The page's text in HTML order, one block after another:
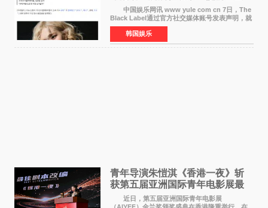
了时间
中国娱乐网讯 www yule com cn 7日，The
Black Label通过官方社交媒体账号发表声明，就
近期网络上关于ROS&Eacute;个人行程及是否参
加BLACKPINK出道纪念活动的种种猜测作出正
式回应。 Th
韩国娱乐
青年导演朱愷淇《香港一夜》斩
获第五届亚洲国际青年电影展最
佳剧本改编奖
近日，第五届亚洲国际青年电影展